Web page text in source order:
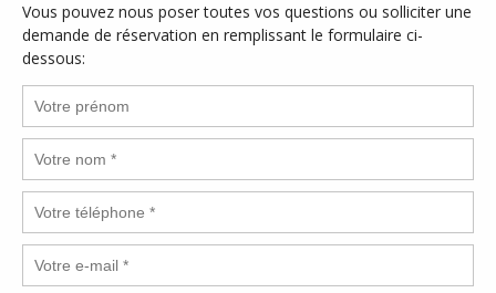
Vous pouvez nous poser toutes vos questions ou solliciter une
demande de réservation en remplissant le formulaire ci-
dessous: